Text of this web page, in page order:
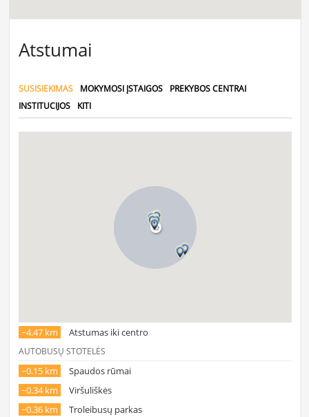
Atstumai
SUSISIEKIMAS MOKYMOSI ĮSTAIGOS
PREKYBOS CENTRAI
INSTITUCIJOS
KITI
~4.47 km Atstumas iki centro
AUTOBUSŲ STOTELĖS
~0.15 km
Spaudos rūmai
~0.34 km
Viršuliškės
~0.36 km
Troleibusų parkas